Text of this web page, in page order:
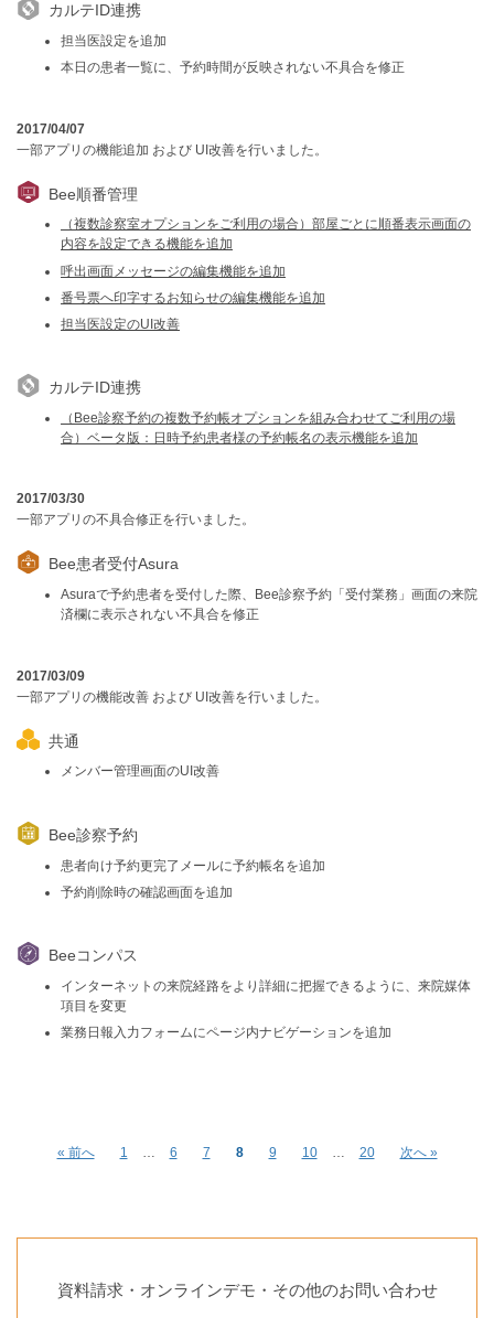
カルテID連携
担当医設定を追加
本日の患者一覧に、予約時間が反映されない不具合を修正
2017/04/07
一部アプリの機能追加 および UI改善を行いました。
Bee順番管理
（複数診察室オプションをご利用の場合）部屋ごとに順番表示画面の
内容を設定できる機能を追加
呼出画面メッセージの編集機能を追加
番号票へ印字するお知らせの編集機能を追加
担当医設定のUI改善
カルテID連携
（Bee診察予約の複数予約帳オプションを組み合わせてご利用の場
合）ベータ版：日時予約患者様の予約帳名の表示機能を追加
2017/03/30
一部アプリの不具合修正を行いました。
Bee患者受付Asura
Asuraで予約患者を受付した際、Bee診察予約「受付業務」画面の来院
済欄に表示されない不具合を修正
2017/03/09
一部アプリの機能改善 および UI改善を行いました。
共通
メンバー管理画面のUI改善
Bee診察予約
患者向け予約更完了メールに予約帳名を追加
予約削除時の確認画面を追加
Beeコンパス
インターネットの来院経路をより詳細に把握できるように、来院媒体
項目を変更
業務日報入力フォームにページ内ナビゲーションを追加
« 前へ 1 … 6 7 8 9 10 … 20 次へ »
資料請求・オンラインデモ・その他のお問い合わせ